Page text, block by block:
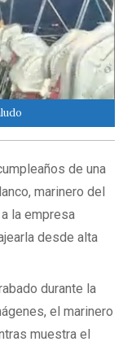
de una
marinero del
la empresa
desde alta
durante la
el marinero
muestra el